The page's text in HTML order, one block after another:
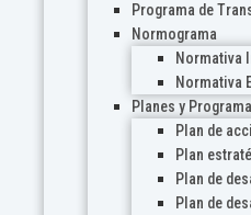
Programa de
Normograma
Normativa
Normativa
Planes y
Plan de
Plan
Plan de
Plan de